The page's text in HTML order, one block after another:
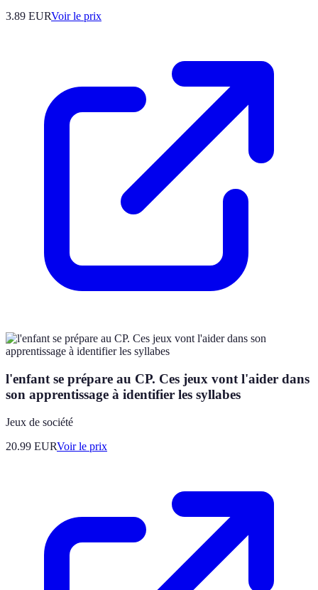
3.89 EURVoir le prix
l'enfant se prépare au CP. Ces jeux vont l'aider dans
son apprentissage à identifier les syllabes
Jeux de société
20.99 EURVoir le prix